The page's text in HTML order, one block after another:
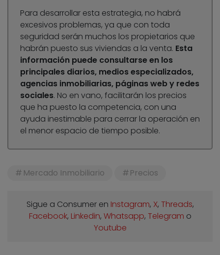
Para desarrollar esta estrategia, no habrá
excesivos problemas, ya que con toda
seguridad serán muchos los propietarios que
habrán puesto sus viviendas a la venta. Esta
información puede consultarse en los
principales diarios, medios especializados,
agencias inmobiliarias, páginas web y redes
sociales. No en vano, facilitarán los precios
que ha puesto la competencia, con una
ayuda inestimable para cerrar la operación en
el menor espacio de tiempo posible.
Mercado Inmobiliario Precios
Sigue a Consumer en Instagram, X, Threads,
Facebook, Linkedin, Whatsapp, Telegram o
Youtube